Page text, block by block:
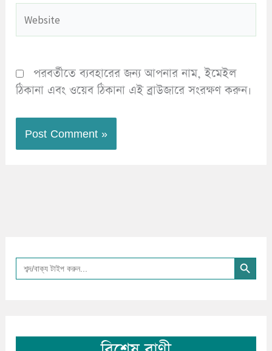
পরবর্তীতে ব্যবহারের জন্য আপনার নাম, ইমেইল
ঠিকানা এবং ওয়েব ঠিকানা এই ব্রাউজারে সংরক্ষণ করুন।
Search
for:
Search Button